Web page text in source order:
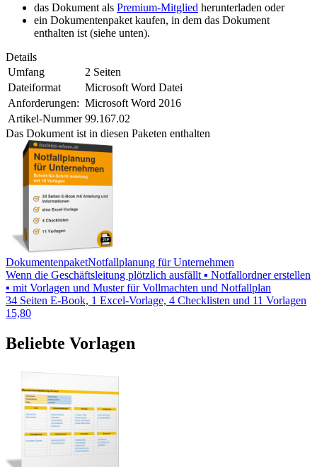
das Dokument als Premium-Mitglied herunterladen oder
ein Dokumentenpaket kaufen, in dem das Dokument
enthalten ist (siehe unten).
Details
Umfang
2 Seiten
Dateiformat
Microsoft Word Datei
Anforderungen: Microsoft Word 2016
Artikel-Nummer 99.167.02
Das Dokument ist in diesen Paketen enthalten
DokumentenpaketNotfallplanung für Unternehmen
Wenn die Geschäftsleitung plötzlich ausfällt ▪ Notfallordner erstellen
▪ mit Vorlagen und Muster für Vollmachten und Notfallplan
34 Seiten E-Book, 1 Excel-Vorlage, 4 Checklisten und 11 Vorlagen
15,80
Beliebte Vorlagen